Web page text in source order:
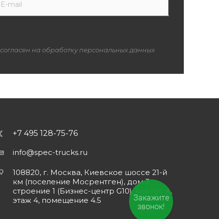
на обработку персональных данных
+7 495 128-75-76
info@spec-trucks.ru
108820, г. Москва, Киевское шоссе 21-й
км (поселение Мосрентген), дом 3
строение 1 (Бизнес-центр G10), корпус А,
этаж 4, помещение 4.5
Закажите
звонок!